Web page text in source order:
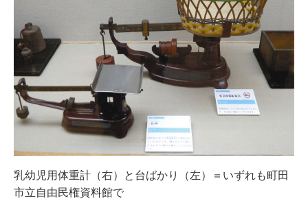
乳幼児用体重計（右）と台ばかり（左）＝いずれも町田
市立自由民権資料館で